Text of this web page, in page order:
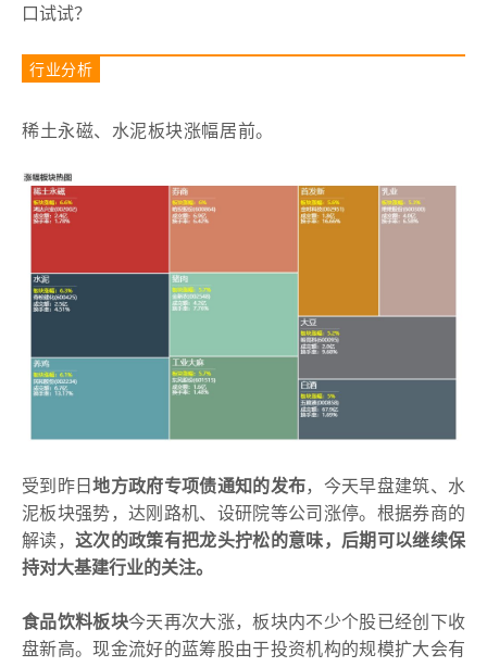
口试试？
行业分析
稀土永磁、水泥板块涨幅居前。
受到昨日地方政府专项债通知的发布，今天早盘建筑、水
泥板块强势，达刚路机、设研院等公司涨停。根据券商的
解读， 这次的政策有把龙头拧松的意味，后期可以继续保
持对大基建行业的关注。
食品饮料板块今天再次大涨，板块内不少个股已经创下收
盘新高。现金流好的蓝筹股由于投资机构的规模扩大会有